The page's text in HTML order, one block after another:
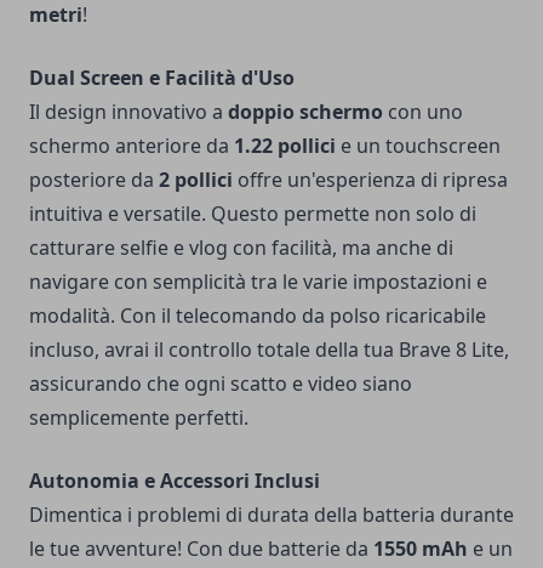
metri!
Dual Screen e Facilità d'Uso
Il design innovativo a doppio schermo con uno
schermo anteriore da 1.22 pollici e un touchscreen
posteriore da 2 pollici offre un'esperienza di ripresa
intuitiva e versatile. Questo permette non solo di
catturare selfie e vlog con facilità, ma anche di
navigare con semplicità tra le varie impostazioni e
modalità. Con il telecomando da polso ricaricabile
incluso, avrai il controllo totale della tua Brave 8 Lite,
assicurando che ogni scatto e video siano
semplicemente perfetti.
Autonomia e Accessori Inclusi
Dimentica i problemi di durata della batteria durante
le tue avventure! Con due batterie da 1550 mAh e un